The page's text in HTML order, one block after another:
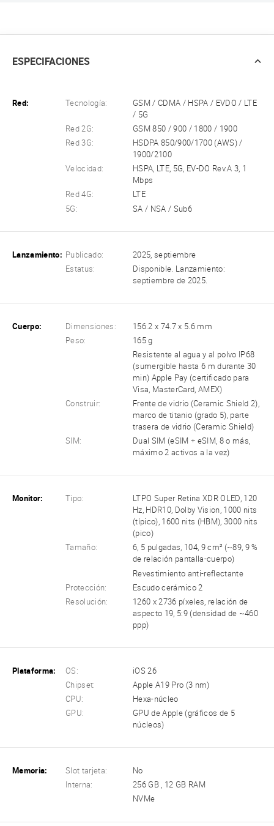
ESPECIFACIONES
Red: Tecnología:
GSM / CDMA / HSPA / EVDO / LTE
/ 5G
Red 2G:
GSM 850 / 900 / 1800 / 1900
Red 3G:
HSDPA 850/900/1700 (AWS) /
1900/2100
Velocidad:
HSPA, LTE, 5G, EV-DO Rev.A 3, 1
Mbps
Red 4G:
LTE
5G:
SA / NSA / Sub6
Lanzamiento: Publicado:
2025, septiembre
Estatus:
Disponible. Lanzamiento:
septiembre de 2025.
Cuerpo: Dimensiones:
156.2 x 74.7 x 5.6 mm
Peso:
165 g
Resistente al agua y al polvo IP68
(sumergible hasta 6 m durante 30
min) Apple Pay (certificado para
Visa, MasterCard, AMEX)
Construir:
Frente de vidrio (Ceramic Shield 2),
marco de titanio (grado 5), parte
trasera de vidrio (Ceramic Shield)
SIM:
Dual SIM (eSIM + eSIM, 8 o más,
máximo 2 activos a la vez)
Monitor: Tipo:
LTPO Super Retina XDR OLED, 120
Hz, HDR10, Dolby Vision, 1000 nits
(típico), 1600 nits (HBM), 3000 nits
(pico)
Tamaño:
6, 5 pulgadas, 104, 9 cm² (~89, 9 %
de relación pantalla-cuerpo)
Revestimiento anti-reflectante
Protección:
Escudo cerámico 2
Resolución:
1260 x 2736 píxeles, relación de
aspecto 19, 5:9 (densidad de ~460
ppp)
Plataforma: OS:
iOS 26
Chipset:
Apple A19 Pro (3 nm)
CPU:
Hexa-núcleo
GPU:
GPU de Apple (gráficos de 5
núcleos)
Memoria: Slot tarjeta:
No
Interna:
256 GB , 12 GB RAM
NVMe